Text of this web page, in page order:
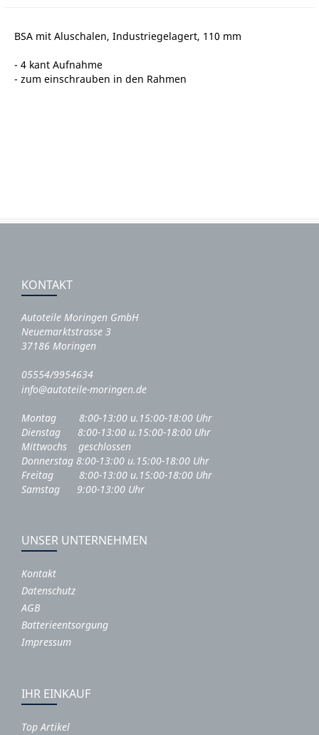
BSA mit Aluschalen, Industriegelagert, 110 mm
- 4 kant Aufnahme
- zum einschrauben in den Rahmen
KONTAKT
Autoteile Moringen GmbH
Neuemarktstrasse 3
37186 Moringen
05554/9954634
info@autoteile-moringen.de
Montag 8:00-13:00 u.15:00-18:00 Uhr
Dienstag 8:00-13:00 u.15:00-18:00 Uhr
Mittwochs geschlossen
Donnerstag 8:00-13:00 u.15:00-18:00 Uhr
Freitag 8:00-13:00 u.15:00-18:00 Uhr
Samstag 9:00-13:00 Uhr
UNSER UNTERNEHMEN
Kontakt
Datenschutz
AGB
Batterieentsorgung
Impressum
IHR EINKAUF
Top Artikel